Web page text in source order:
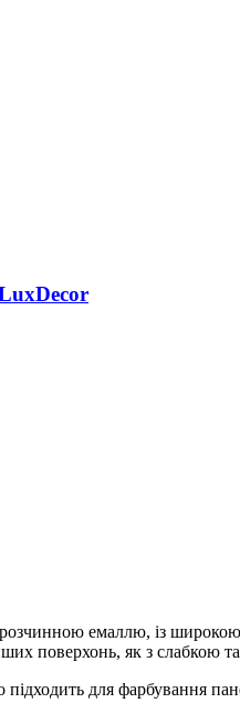
емаллю, із
поверхонь, як з слабкою
для фарбування